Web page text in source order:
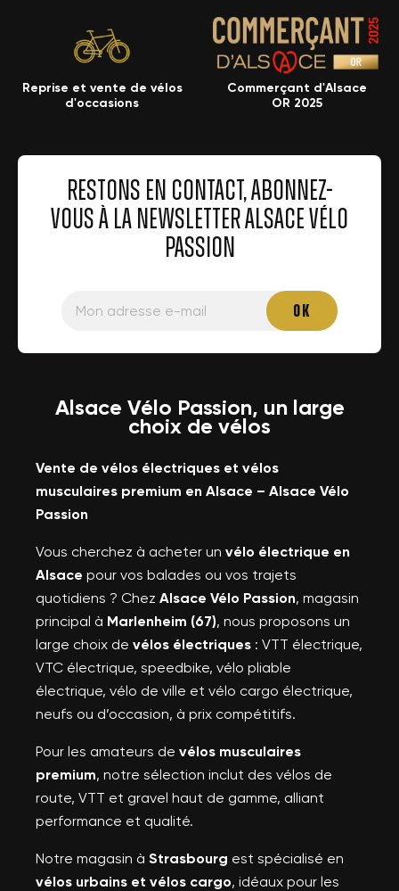
Reprise et vente de vélos
d'occasions
Commerçant d'Alsace
OR 2025
RESTONS EN CONTACT, ABONNEZ-
VOUS À LA NEWSLETTER ALSACE VÉLO
PASSION
Alsace Vélo Passion, un large
choix de vélos
Vente de vélos électriques et vélos
musculaires premium en Alsace – Alsace Vélo
Passion
Vous cherchez à acheter un vélo électrique en
Alsace pour vos balades ou vos trajets
quotidiens ? Chez Alsace Vélo Passion, magasin
principal à Marlenheim (67), nous proposons un
large choix de vélos électriques : VTT électrique,
VTC électrique, speedbike, vélo pliable
électrique, vélo de ville et vélo cargo électrique,
neufs ou d’occasion, à prix compétitifs.
Pour les amateurs de vélos musculaires
premium, notre sélection inclut des vélos de
route, VTT et gravel haut de gamme, alliant
performance et qualité.
Notre magasin à Strasbourg est spécialisé en
vélos urbains et vélos cargo, idéaux pour les